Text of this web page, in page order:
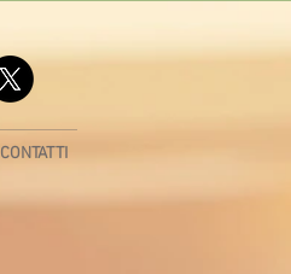
CONTATTI